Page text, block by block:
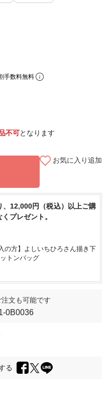
手数料無料
不可となります
お気に入り追加
12,000円（税込）以上ご購
プレゼント。
の方】よしいちひろさん描き下
トンバッグ
文も可能です
0B0036
る